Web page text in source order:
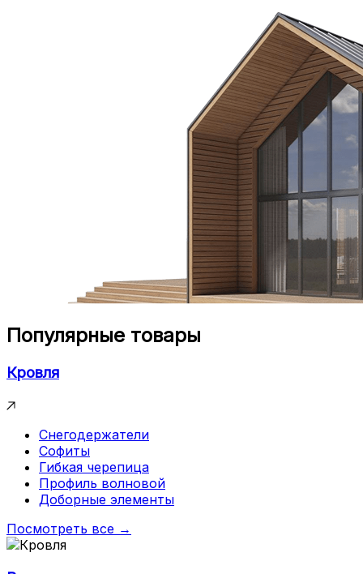
Популярные товары
Кровля
Снегодержатели
Софиты
Гибкая черепица
Профиль волновой
Доборные элементы
Посмотреть все →